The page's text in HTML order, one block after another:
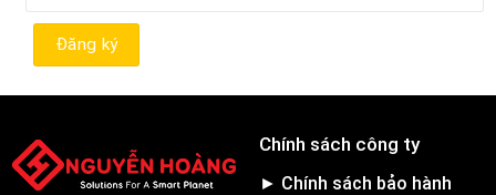
Chính sách công ty
► Chính sách bảo hành